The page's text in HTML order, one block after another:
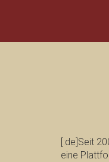
[:de]Seit
eine